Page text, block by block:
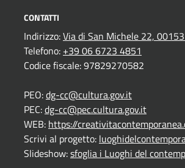
CONTATTI
Indirizzo:Via di San Michele 22,
Telefono: +39 06 6723 4851
Codice fiscale: 97829270582
PEO:dg-cc@cultura.gov.it
PEC:dg-cc@pec.cultura.gov.it
WEB: https://
Scrivi al progetto:
Slideshow:sfoglia i Luoghi del